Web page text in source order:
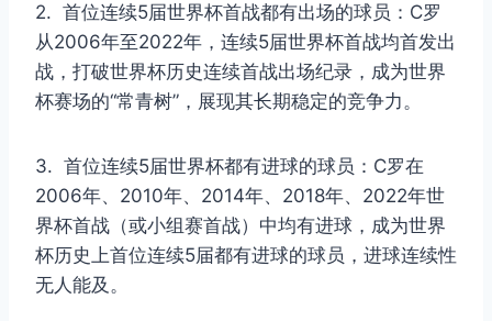
2. 首位连续5届世界杯首战都有出场的球员：C罗
从2006年至2022年，连续5届世界杯首战均首发出
战，打破世界杯历史连续首战出场纪录，成为世界
杯赛场的“常青树”，展现其长期稳定的竞争力。
3. 首位连续5届世界杯都有进球的球员：C罗在
2006年、2010年、2014年、2018年、2022年世
界杯首战（或小组赛首战）中均有进球，成为世界
杯历史上首位连续5届都有进球的球员，进球连续性
无人能及。